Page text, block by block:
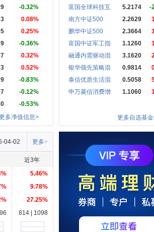
-0.32%
0.08%
0.25%
-0.36%
0.32%
0.52%
-0.83%
-0.12%
-0.53%
多净值信息>
富国全球科技互
5.2174
-
南方中证500
2.2629
鹏华中证500
2.3664
富国中证军工指
1.1260
融通内需驱动混
3.1620
银华领先策略混
0.9814
泰信优质生活混
0.5058
申万菱信消费增
1.1060
更多自选基
更多>
04-02
近3年
5.46%
9.78%
27.25%
814 | 1098